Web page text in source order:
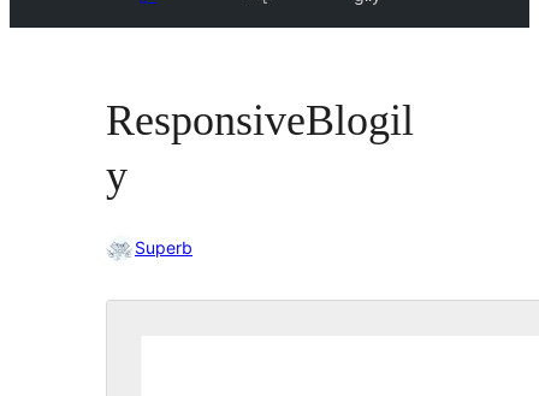
ResponsiveBlogil
y
Superb